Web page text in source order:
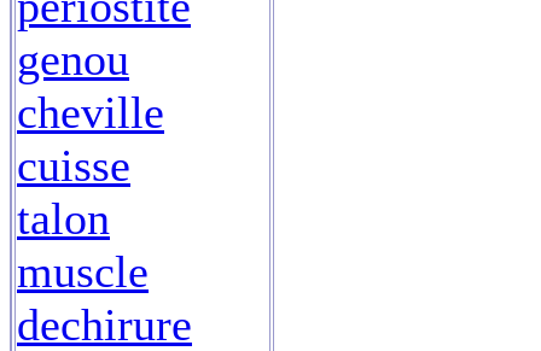
genou
cheville
cuisse
talon
muscle
dechirure